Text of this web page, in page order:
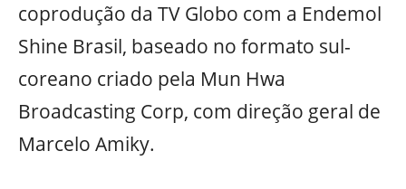
coprodução da TV Globo com a Endemol
Shine Brasil, baseado no formato sul-
coreano criado pela Mun Hwa
Broadcasting Corp, com direção geral de
Marcelo Amiky.